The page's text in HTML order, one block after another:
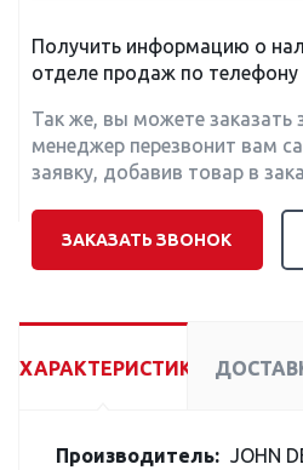
Получить информацию о
отделе продаж по телефону
Так же, вы можете заказать
менеджер перезвонит вам
заявку, добавив товар в
ЗАКАЗАТЬ ЗВОНОК
ХАРАКТЕРИСТИКИ
Производитель: JOHN